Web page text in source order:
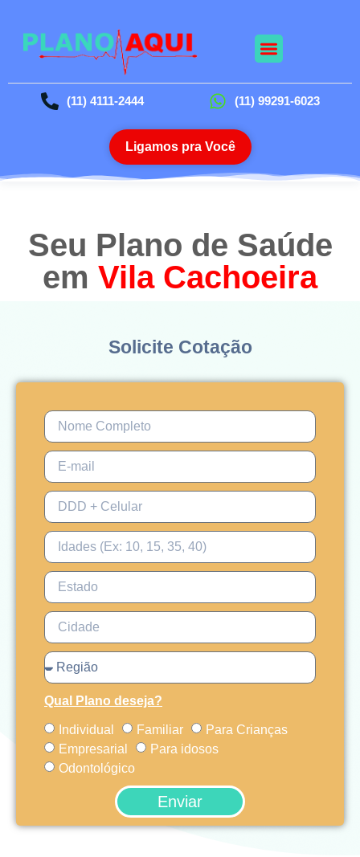
(11) 4111-2444 (11) 99291-6023
Ligamos pra Você
Seu Plano de Saúde
em Vila Cachoeira
Solicite Cotação
Qual Plano deseja?
Individual Familiar
Para Crianças
Empresarial
Para idosos
Odontológico
Enviar